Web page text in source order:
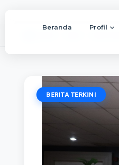
Beranda Profil
BERITA TERKINI